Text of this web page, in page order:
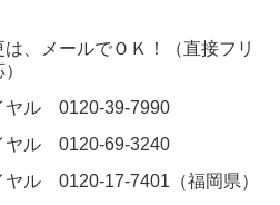
、メールでＯＫ！（直接フリ
ル 0120-39-7990
ヤル 0120-69-3240
ル 0120-17-7401（福岡県）